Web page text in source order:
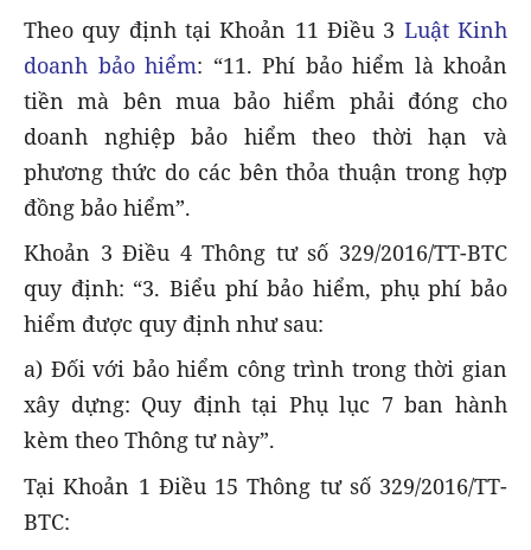
Theo quy định tại Khoản 11 Điều 3 Luật Kinh
doanh bảo hiểm: “11. Phí bảo hiểm là khoản
tiền mà bên mua bảo hiểm phải đóng cho
doanh nghiệp bảo hiểm theo thời hạn và
phương thức do các bên thỏa thuận trong hợp
đồng bảo hiểm”.
Khoản 3 Điều 4 Thông tư số 329/2016/TT-BTC
quy định: “3. Biểu phí bảo hiểm, phụ phí bảo
hiểm được quy định như sau:
a) Đối với bảo hiểm công trình trong thời gian
xây dựng: Quy định tại Phụ lục 7 ban hành
kèm theo Thông tư này”.
Tại Khoản 1 Điều 15 Thông tư số 329/2016/TT-
BTC: